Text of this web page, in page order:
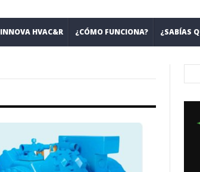
INNOVA HVAC&R ¿CÓMO FUNCIONA? ¿SABÍAS